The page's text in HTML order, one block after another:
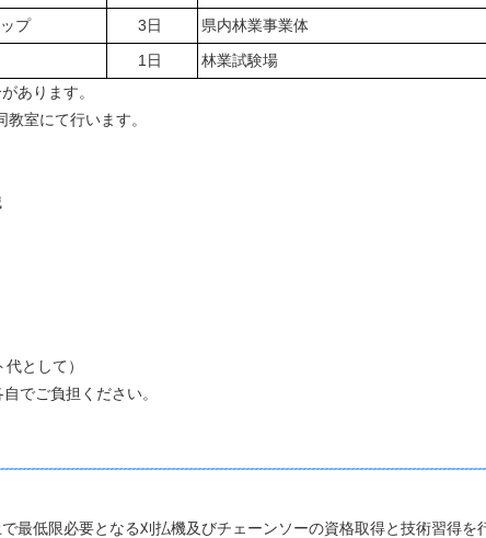
プ
3日
県内林業事業体
1日
林業試験場
ります。
室にて行います。
として）
でご負担ください。
最低限必要となる刈払機及びチェーンソーの資格取得と技術習得を